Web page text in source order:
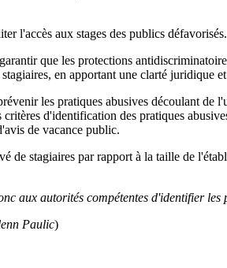
l'accès aux stages des publics défavorisés.
que les protections
en apportant une clarté juridique
les pratiques abusives découlant de
d'identification des pratiques
de vacance public.
de stagiaires par rapport à la taille de
aux autorités compétentes d'identifier
Paulic)